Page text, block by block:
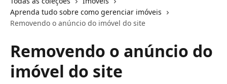
Aprenda tudo sobre como gerenciar imóveis
Removendo o anúncio do imóvel do site
Removendo o anúncio do
imóvel do site